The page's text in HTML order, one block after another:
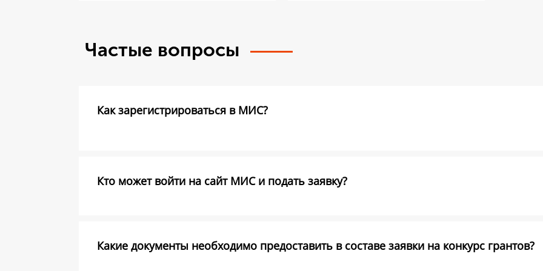
Частые вопросы
Как зарегистрироваться в МИС?
Кто может войти на сайт МИС и подать заявку?
Какие документы необходимо предоставить в составе заявки на конкурс грантов?